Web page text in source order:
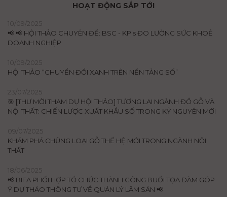
HOẠT ĐỘNG SẮP TỚI
10/09/2025
📢 📢 HỘI THẢO CHUYÊN ĐỀ: BSC - KPIs ĐO LƯỜNG SỨC KHOẺ
DOANH NGHIỆP
10/09/2025
HỘI THẢO “CHUYỂN ĐỔI XANH TRÊN NỀN TẢNG SỐ”
23/07/2025
🎯 [THƯ MỜI THAM DỰ HỘI THẢO] TƯƠNG LAI NGÀNH ĐỒ GỖ VÀ
NỘI THẤT: CHIẾN LƯỢC XUẤT KHẨU SỐ TRONG KỶ NGUYÊN MỚI
09/07/2025
KHÁM PHÁ CHỦNG LOẠI GỖ THẾ HỆ MỚI TRONG NGÀNH NỘI
THẤT
18/06/2025
📢 BIFA PHỐI HỢP TỔ CHỨC THÀNH CÔNG BUỔI TỌA ĐÀM GÓP
Ý DỰ THẢO THÔNG TƯ VỀ QUẢN LÝ LÂM SẢN 📢